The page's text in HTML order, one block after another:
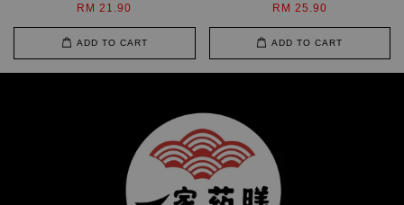
RM 21.90
ADD TO CART
RM 25.90
ADD TO CART